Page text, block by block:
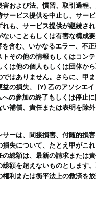
および法、慣習、取引過程
ービス提供を中止し、サー
も、サービス提供が継続さ
いこともしくは有害な構成
含む、いかなるエラー、不
その他の情報もしくはコン
は他の個人もしくは団体か
はありません。さらに、甲
の損失、 (Y) 乙のアソシエ
の参加の終了もしくは停止
補償、責任または表明を除
ーは、間接損害、付随的損
失について、たとえ甲がこ
総額は、最新の請求または
額を超えないものとします
利または衡平法上の救済を